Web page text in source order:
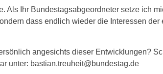
Als Ihr Bundestagsabgeordneter setze ich
dass endlich wieder die Interessen
angesichts dieser Entwicklungen?
unter: bastian.treuheit@bundestag.de